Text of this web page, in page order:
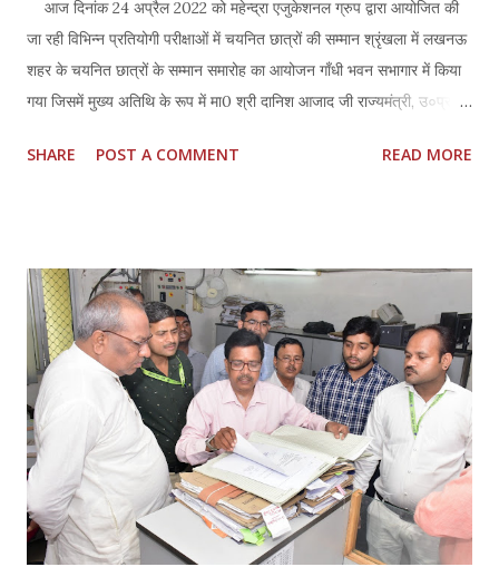
आज दिनांक 24 अप्रैल 2022 को महेन्द्रा एजुकेशनल ग्रुप द्वारा आयोजित की
जा रही विभिन्न प्रतियोगी परीक्षाओं में चयनित छात्रों की सम्मान श्रृंखला में लखनऊ
शहर के चयनित छात्रों के सम्मान समारोह का आयोजन गाँधी भवन सभागार में किया
गया जिसमें मुख्य अतिथि के रूप में मा0 श्री दानिश आजाद जी राज्यमंत्री, उ०प्र०
चैप्टर) उपस्थित रहे। विगत 14 वर्ष से महेंद्र इंस्टीट्यूट शिक्षा जगत में अपने सफल
पुरस्कार एवं प्रमाण-पत्र देकर सम्मानित किया गया तथा उनके उज्जवल भविष्य की
शुभकामनाएं दी गई। अपने उद्बोधन में मुख्य अतिथि के रूप में उपस्थित राज्य मंत्री
श्री दानिश आजाद जी ने छात्रों को देश का भविष्य बताया तथा उन्हें राष्ट्र योगदान
के लिए प्रेरित किया। इसी संदर्भ में विशिष्ट अतिथि के रूप मे...
SHARE POST A COMMENT READ MORE